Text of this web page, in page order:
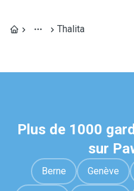
Thalita
Plus de 1000
sur
Berne Genève